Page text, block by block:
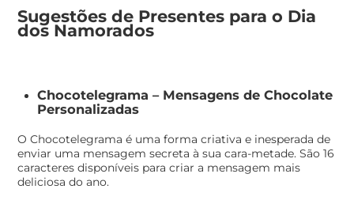
Sugestões de Presentes para o Dia
dos Namorados
Chocotelegrama – Mensagens de Chocolate
Personalizadas
O Chocotelegrama é uma forma criativa e inesperada de
enviar uma mensagem secreta à sua cara-metade. São 16
caracteres disponíveis para criar a mensagem mais
deliciosa do ano.